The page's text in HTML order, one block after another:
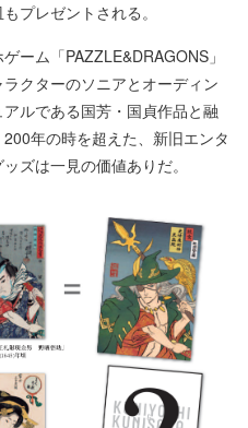
プレゼントされる。
ーム「PAZZLE&DRAGONS」
クターのソニアとオーディン
ルである国芳・国貞作品と融
年の時を超えた、新旧エンタ
ズは一見の価値ありだ。